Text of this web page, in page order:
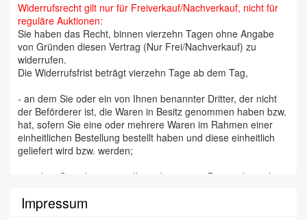
Zuschlag annullieren. Die Reklamation muß binnen 14
Tagen erfolgen, da wir auf eine zügige Abrechnung mit
unseren Einlieferern Wert legen (Orden, Militaria,
Münzen und Briefmarken sind aber von jeglicher
Rücknahme und Gewährleistung ausgenommen). Bei
Schmuck wird für Edelmetall-Gehalt und Echtheit der
Rückabwicklung erfolgt freiwillig und ohne rechtliche
Verpflichtung.
Der Versteigerer behält sich das Recht vor, Positionen
außer der Reihe aufzurufen, Lose zu trennen oder zu
vereinigen oder ganz zurückzuziehen. Er ist berechtigt,
Der Aufruf beginnt in der Regel mit dem im Katalog
Widerrufsrecht gilt nur für Freiverkauf/Nachverkauf, nicht für
reguläre Auktionen:
Sie haben das Recht, binnen vierzehn Tagen ohne Angabe
von Gründen diesen Vertrag (Nur Frei/Nachverkauf) zu
widerrufen.
Die Widerrufsfrist beträgt vierzehn Tage ab dem Tag,
- an dem Sie oder ein von Ihnen benannter Dritter, der nicht
der Beförderer ist, die Waren in Besitz genommen haben bzw.
hat, sofern Sie eine oder mehrere Waren im Rahmen einer
einheitlichen Bestellung bestellt haben und diese einheitlich
geliefert wird bzw. werden;
- an dem Sie oder ein von Ihnen benannter Dritter, der nicht
bzw. hat, sofern Sie mehrere Waren im Rahmen einer
einheitlichen Bestellung bestellt haben und diese getrennt
Impressum